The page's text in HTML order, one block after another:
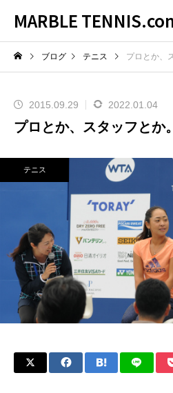
MARBLE
ブログ テニス プロとか、
2015.09.29 2022.01.04
プロとか、スタッフとか。
テニス